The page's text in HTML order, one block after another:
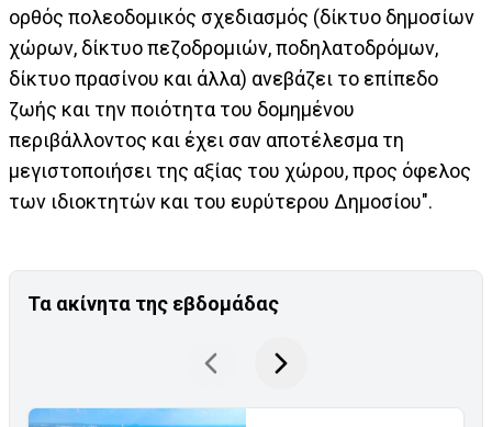
ορθός πολεοδομικός σχεδιασμός (δίκτυο δημοσίων
χώρων, δίκτυο πεζοδρομιών, ποδηλατοδρόμων,
δίκτυο πρασίνου και άλλα) ανεβάζει το επίπεδο
ζωής και την ποιότητα του δομημένου
περιβάλλοντος και έχει σαν αποτέλεσμα τη
μεγιστοποιήσει της αξίας του χώρου, προς όφελος
των ιδιοκτητών και του ευρύτερου Δημοσίου".
Τα ακίνητα της εβδομάδας